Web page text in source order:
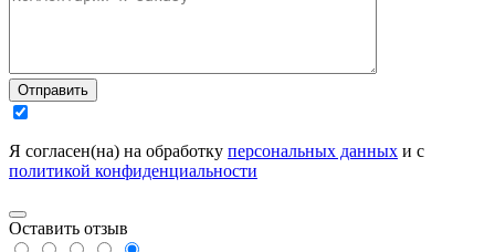
Отправить
Я согласен(на) на обработку персональных данных и с
политикой конфиденциальности
Оставить отзыв